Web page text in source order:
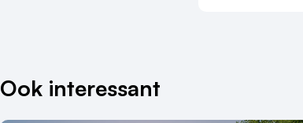
Ook interessant